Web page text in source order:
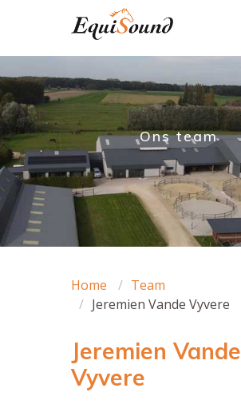
Ons team
Home
Team
Jeremien Vande Vyvere
Jeremien Vande
Vyvere